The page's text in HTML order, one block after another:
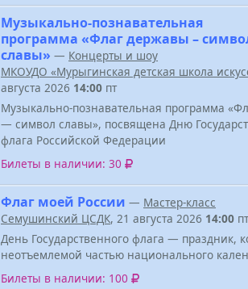
Музыкально-познавательная
программа «Флаг державы –
славы» — Концерты и шоу
МКОУДО «Мурыгинская детская школа
августа 2026 14:00 пт
Музыкально-познавательная программа
— символ славы», посвящена Дню
флага Российской Федерации
Билеты в наличии: 30
Флаг моей России — Мастер-класс
Семушинский ЦСДК, 21 августа 2026 14:00 пт
День Государственного флага — праздник,
неотъемлемой частью национального
Билеты в наличии: 100